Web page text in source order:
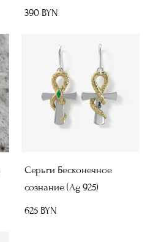
390 BYN
Серьги Бесконечное
сознание (Ag 925)
625 BYN